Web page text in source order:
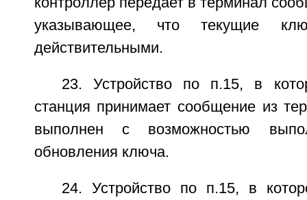
указывающее, что текущие
действительными.
23. Устройство по п.15, в
станция принимает сообщение из
выполнен с возможностью
обновления ключа.
24. Устройство по п.15, в